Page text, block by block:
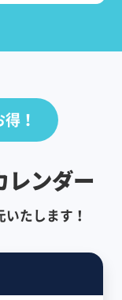
！
レンダー
たします！